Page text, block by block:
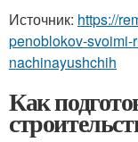
Источник: https://
penoblokov-
nachinayushchih
Как